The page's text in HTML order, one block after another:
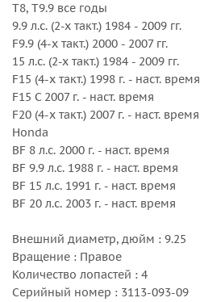
T8, T9.9 все годы
9.9 л.с. (2-х такт.) 1984 - 2009 гг.
F9.9 (4-х такт.) 2000 - 2007 гг.
15 л.с. (2-х такт.) 1984 - 2009 гг.
F15 (4-х такт.) 1998 г. - наст. время
F15 C 2007 г. - наст. время
F20 (4-х такт.) 2007 г. - наст. время
Honda
BF 8 л.с. 2000 г. - наст. время
BF 9.9 л.с. 1988 г. - наст. время
BF 15 л.с. 1991 г. - наст. время
BF 20 л.с. 2003 г. - наст. время
Внешний диаметр, дюйм : 9.25
Вращение : Правое
Количество лопастей : 4
Серийный номер : 3113-093-09